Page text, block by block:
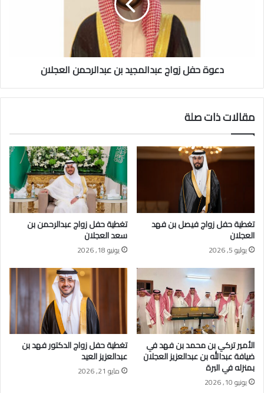
ل
ا
ج
ع
د
ا
م
ن
ع
ب
د
ا
ر
ح
م
ن
ا
ل
ع
ج
دعوة حفل زواج عبدالمجيد بن عبدالرحمن العجلان
مقالات ذات صلة
تغطية حفل زواج فيصل بن فهد
العجلان
يوليو 5, 2026
تغطية حفل زواج عبدالرحمن بن
سعد العجلان
يونيو 18, 2026
الأمير تركي بن محمد بن فهد في
ضيافة عبدالله بن عبدالعزيز العجلان
بمنزله في البرة
يونيو 10, 2026
تغطية حفل زواج الدكتور فهد بن
عبدالعزيز العيد
مايو 21, 2026